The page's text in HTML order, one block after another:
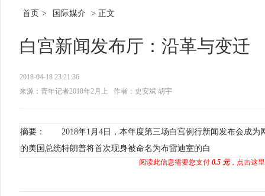
首页 > 国际媒介 > 正文
白宫新闻发布厅：沿革与变迁
2018-04-18 23:21:36
来源：青年记者2018年2月上
作者：史安斌 胡宇
摘要： 2018年1月4日，本年度第三场白宫例行新闻发布会成为
的美国总统特朗普将首次现身被命名为布雷迪室的白
阅读此信息需要您支付 0.5 元，点击这